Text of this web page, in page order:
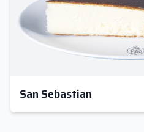
San Sebastian